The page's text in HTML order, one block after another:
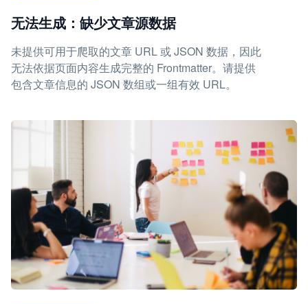
无法生成：缺少文章源数据
未提供可用于爬取的文章 URL 或 JSON 数据，因此
无法依据页面内容生成完整的 Frontmatter。请提供
包含文章信息的 JSON 数组或一组有效 URL。